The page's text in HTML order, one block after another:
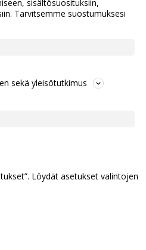
Tytöt kuuluvat
sisältösuosituksiin,
Tarvitsemme suostumuksesi
sekä yleisötutkimus
Löydät asetukset valintojen